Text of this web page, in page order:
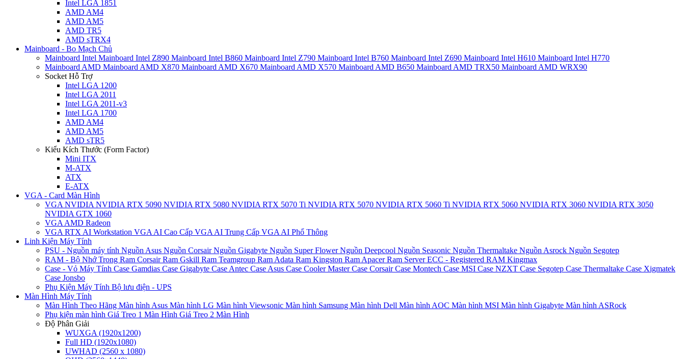
Intel LGA 1851
AMD AM4
AMD AM5
AMD TR5
AMD sTRX4
Mainboard - Bo Mạch Chủ
Mainboard Intel Mainboard Intel Z890 Mainboard Intel B860 Mainboard Intel Z790 Mainboard Intel B760 Mainboard Intel Z690 Mainboard Intel H610 Mainboard Intel H770
Mainboard AMD Mainboard AMD X870 Mainboard AMD X670 Mainboard AMD X570 Mainboard AMD B650 Mainboard AMD TRX50 Mainboard AMD WRX90
Socket Hỗ Trợ
Intel LGA 1200
Intel LGA 2011
Intel LGA 2011-v3
Intel LGA 1700
AMD AM4
AMD AM5
AMD sTR5
Kiểu Kích Thước (Form Factor)
Mini ITX
M-ATX
ATX
E-ATX
VGA - Card Màn Hình
VGA NVIDIA NVIDIA RTX 5090 NVIDIA RTX 5080 NVIDIA RTX 5070 Ti NVIDIA RTX 5070 NVIDIA RTX 5060 Ti NVIDIA RTX 5060 NVIDIA RTX 3060 NVIDIA RTX 3050
NVIDIA GTX 1060
VGA AMD Radeon
VGA RTX AI Workstation VGA AI Cao Cấp VGA AI Trung Cấp VGA AI Phổ Thông
Linh Kiện Máy Tính
PSU - Nguồn máy tính Nguồn Asus Nguồn CorsairNguồn Gigabyte Nguồn Super FlowerNguồn Deepcool Nguồn Seasonic Nguồn Thermaltake Nguồn Asrock Nguồn Segotep
RAM - Bộ Nhớ Trong Ram CorsairRam Gskill Ram Teamgroup Ram Adata Ram Kingston Ram ApacerRam Server ECC - Registered RAM Kingmax
Case - Vỏ Máy Tính Case Gamdias Case Gigabyte Case Antec Case Asus Case Cooler MasterCase CorsairCase Montech Case MSI Case NZXT Case Segotep Case Thermaltake Case Xigmatek
Case Jonsbo
Phụ Kiện Máy Tính Bộ lưu điện - UPS
Màn Hình Máy Tính
Màn Hình Theo Hãng Màn hình Asus Màn hình LG Màn hình Viewsonic Màn hình Samsung Màn hình Dell Màn hình AOC Màn hình MSI Màn hình Gigabyte Màn hình ASRock
Phụ kiện màn hình Giá Treo 1 Màn Hình Giá Treo 2 Màn Hình
Độ Phân Giải
WUXGA (1920x1200)
Full HD (1920x1080)
UWHAD (2560 x 1080)